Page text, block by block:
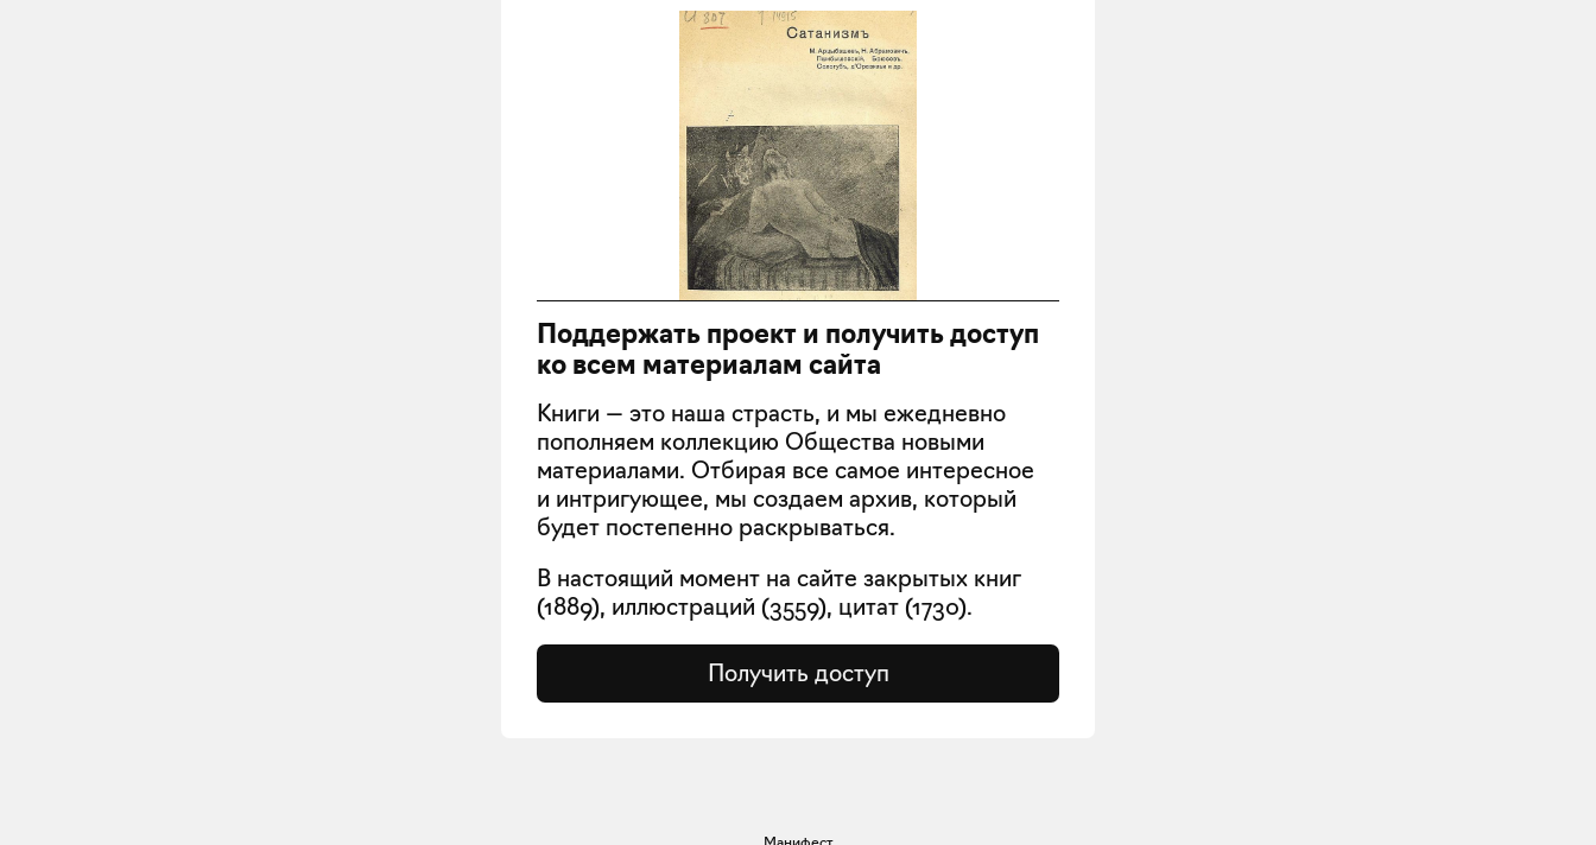
Поддержать проект и получить доступ
ко всем материалам сайта
Книги — это наша страсть, и мы ежедневно
пополняем коллекцию Общества новыми
материалами. Отбирая все самое интересное
и интригующее, мы создаем архив, который
будет постепенно раскрываться.
В настоящий момент на сайте закрытых книг
(1889), иллюстраций (3559), цитат (1730).
Получить доступ